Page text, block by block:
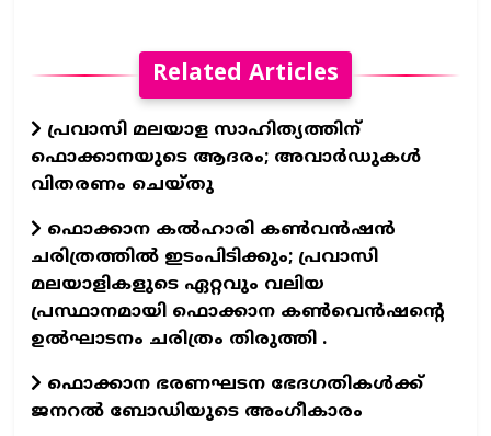
Related Articles
പ്രവാസി മലയാള സാഹിത്യത്തിന്
ഫൊക്കാനയുടെ ആദരം; അവാർഡുകൾ
വിതരണം ചെയ്തു
ഫൊക്കാന കൽഹാരി കൺവൻഷൻ
ചരിത്രത്തിൽ ഇടംപിടിക്കും; പ്രവാസി
മലയാളികളുടെ ഏറ്റവും വലിയ
പ്രസ്ഥാനമായി ഫൊക്കാന കൺവെൻഷന്റെ
ഉൽഘാടനം ചരിത്രം തിരുത്തി .
ഫൊക്കാന ഭരണഘടന ഭേദഗതികൾക്ക്
ജനറൽ ബോഡിയുടെ അംഗീകാരം